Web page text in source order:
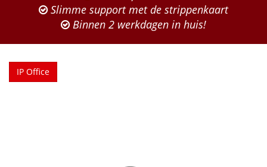
Slimme support met de strippenkaart
Binnen 2 werkdagen in huis!
IP Office